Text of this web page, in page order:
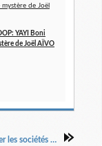
YAYI Boni
de Joël AÏVO
BENIN - Nouveaux contrats de Pvi : Boni YAYI va-t-il entraîner les sociétés Bureau Véritas et SGS dans une corruption internationale au sommet de l’Etat béninois ???